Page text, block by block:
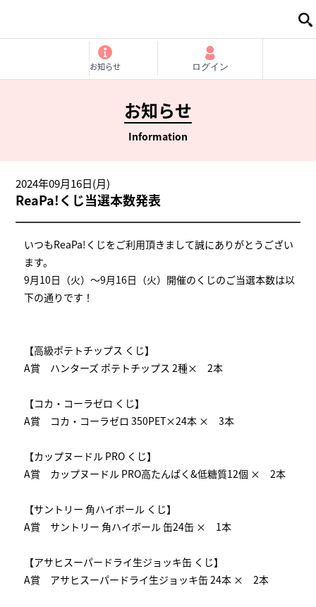
お知らせ ログイン
お知らせ
Information
ReaPa!くじ当選本数発表
2024年09月16日(月)
いつもReaPa!くじをご利用頂きまして誠にありがとうござい
ます。
9月10日（火）～9月16日（火）開催のくじのご当選本数は以
下の通りです！
【高級ポテトチップス くじ】
A賞 ハンターズ ポテトチップス 2種× 2本
【コカ・コーラゼロ くじ】
A賞 コカ・コーラゼロ 350PET×24本 × 3本
【カップヌードル PRO くじ】
A賞 カップヌードル PRO高たんぱく&低糖質12個 × 2本
【サントリー 角ハイボール くじ】
A賞 サントリー 角ハイボール 缶24缶 × 1本
【アサヒスーパードライ生ジョッキ缶 くじ】
A賞 アサヒスーパードライ生ジョッキ缶 24本 × 2本